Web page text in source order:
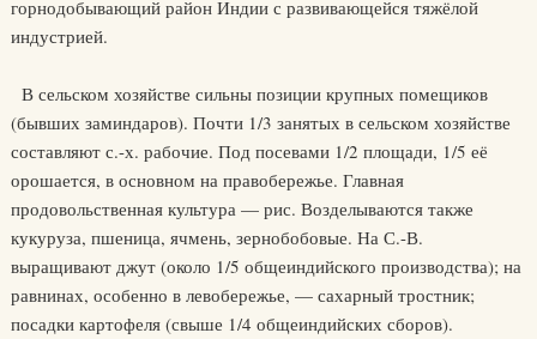
горнодобывающий район Индии с развивающейся тяжёлой
индустрией.
В сельском хозяйстве сильны позиции крупных помещиков
(бывших заминдаров). Почти 1/3 занятых в сельском хозяйстве
составляют с.-х. рабочие. Под посевами 1/2 площади, 1/5 её
орошается, в основном на правобережье. Главная
продовольственная культура — рис. Возделываются также
кукуруза, пшеница, ячмень, зернобобовые. На С.-В.
выращивают джут (около 1/5 общеиндийского производства); на
равнинах, особенно в левобережье, — сахарный тростник;
посадки картофеля (свыше 1/4 общеиндийских сборов).